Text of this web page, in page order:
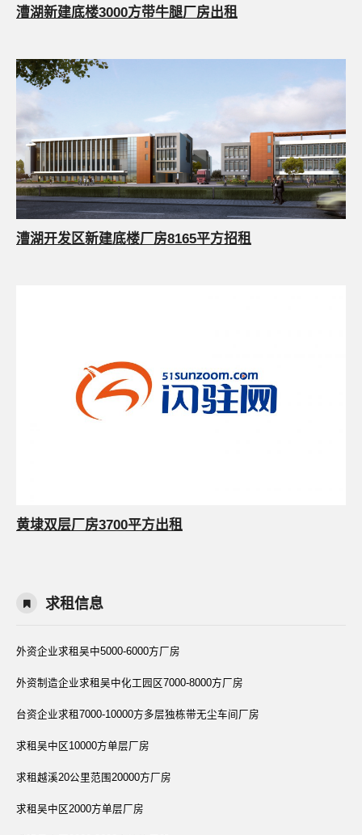
漕湖新建底楼3000方带牛腿厂房出租
漕湖开发区新建底楼厂房8165平方招租
黄埭双层厂房3700平方出租
求租信息
外资企业求租吴中5000-6000方厂房
外资制造企业求租吴中化工园区7000-8000方厂房
台资企业求租7000-10000方多层独栋带无尘车间厂房
求租吴中区10000方单层厂房
求租越溪20公里范围20000方厂房
求租吴中区2000方单层厂房